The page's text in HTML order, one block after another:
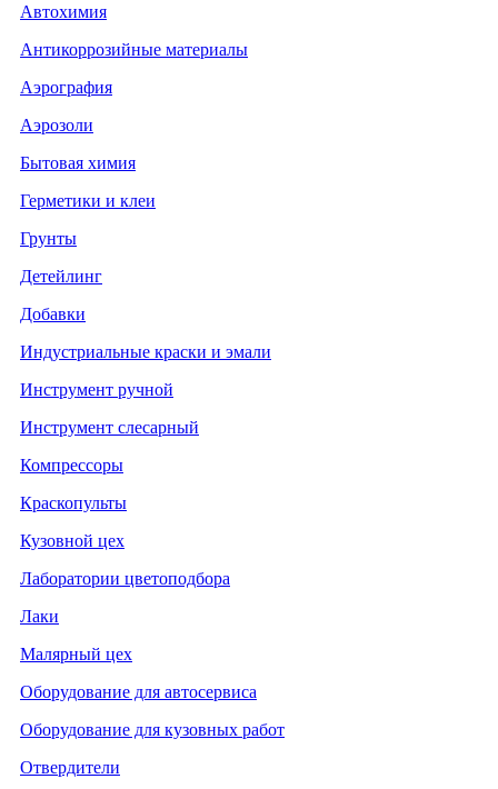
Автохимия
Антикоррозийные материалы
Аэрография
Аэрозоли
Бытовая химия
Герметики и клеи
Грунты
Детейлинг
Добавки
Индустриальные краски и эмали
Инструмент ручной
Инструмент слесарный
Компрессоры
Краскопульты
Кузовной цех
Лаборатории цветоподбора
Лаки
Малярный цех
Оборудование для автосервиса
Оборудование для кузовных работ
Отвердители